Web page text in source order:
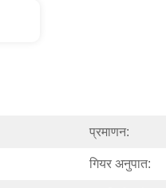
प्रमाणन:
गियर अनुपात: